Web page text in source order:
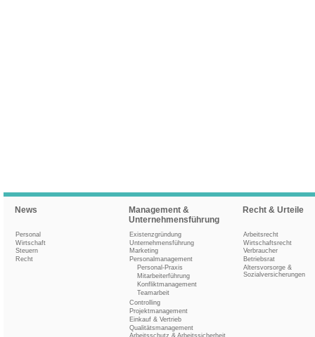
News
Personal
Wirtschaft
Steuern
Recht
Management &
Unternehmensführung
Existenzgründung
Unternehmensführung
Marketing
Personalmanagement
Personal-Praxis
Mitarbeiterführung
Konfliktmanagement
Teamarbeit
Controlling
Projektmanagement
Einkauf & Vertrieb
Qualitätsmanagement
Recht & Urteile
Arbeitsrecht
Wirtschaftsrecht
Verbraucher
Betriebsrat
Altersvorsorge &
Sozialversicherungen